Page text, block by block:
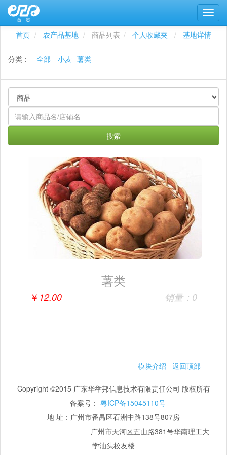
首页 农产品基地 商品列表 基地详情
个人收藏夹
分类： 全部 小麦 薯类
搜索
薯类
￥ 12.00 销量：0
模块介绍 返回顶部
Copyright ©2015 广东华举邦信息技术有限责任公司 版权所有
备案号： 粤ICP备15045110号
地 址：广州市番禺区石洲中路138号807房
广州市天河区五山路381号华南理工大
学汕头校友楼